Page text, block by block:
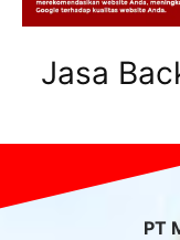
Jasa
PT